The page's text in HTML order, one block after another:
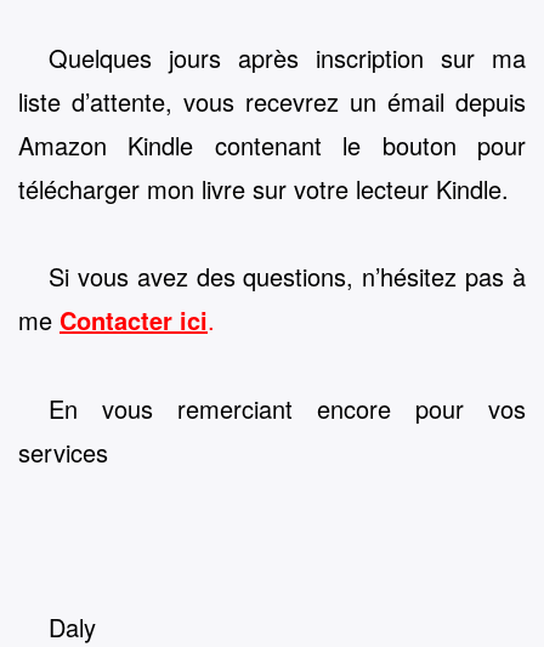
Quelques jours après inscription sur ma
liste d’attente, vous recevrez un émail depuis
Amazon Kindle contenant le bouton pour
télécharger mon livre sur votre lecteur Kindle.
Si vous avez des questions, n’hésitez pas à
me Contacter ici.
En vous remerciant encore pour vos
services
Daly